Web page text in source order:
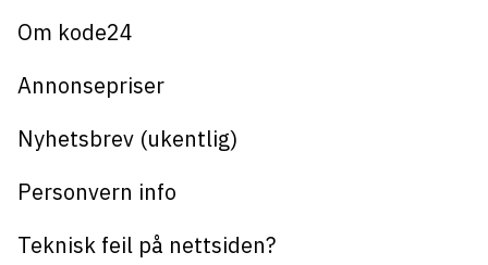
Om kode24
Annonsepriser
Nyhetsbrev (ukentlig)
Personvern info
Teknisk feil på nettsiden?